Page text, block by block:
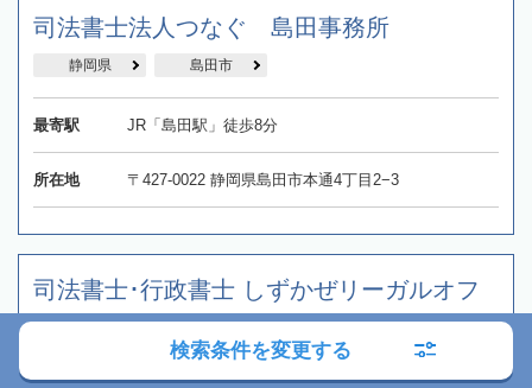
司法書士法人つなぐ 島田事務所
静岡県 島田市
最寄駅 JR「島田駅」徒歩8分
所在地 〒427-0022 静岡県島田市本通4丁目2−3
司法書士･行政書士 しずかぜリーガルオフ
ィス
静岡市 新静岡駅
検索条件を変更する